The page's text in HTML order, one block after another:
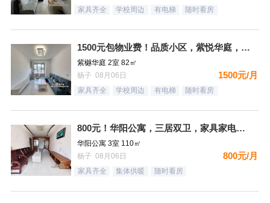
家具齐全 学校周边 有电梯 随时看房
1500元包物业费！品质小区，紫悦华庭，南北通透精装二居，都
紫樾华庭 2室 82㎡
杨子 08月06日
1500元/月
家具齐全 学校周边 有电梯 随时看房
800元！华阳公寓，三居双卫，家具家电齐全，拎包入住，看房方
华阳公寓 3室 110㎡
杨子 08月06日
800元/月
家具齐全 集体供暖 随时看房